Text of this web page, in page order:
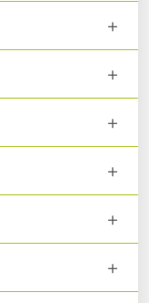
+
+
+
+
+
+